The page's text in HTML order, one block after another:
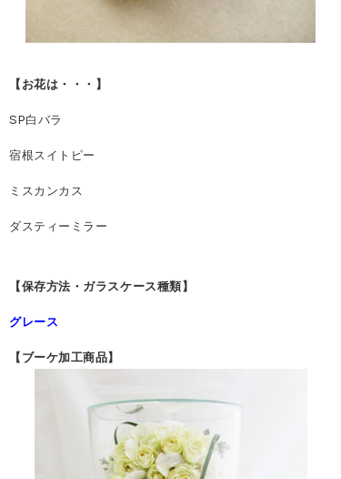
【お花は・・・】
SP白バラ
宿根スイトピー
ミスカンカス
ダスティーミラー
【保存方法・ガラスケース種類】
グレース
【ブーケ加工商品】